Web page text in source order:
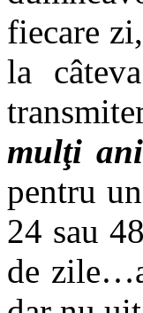
fiecare
la
mulţi ani
pentru
24 sau
de